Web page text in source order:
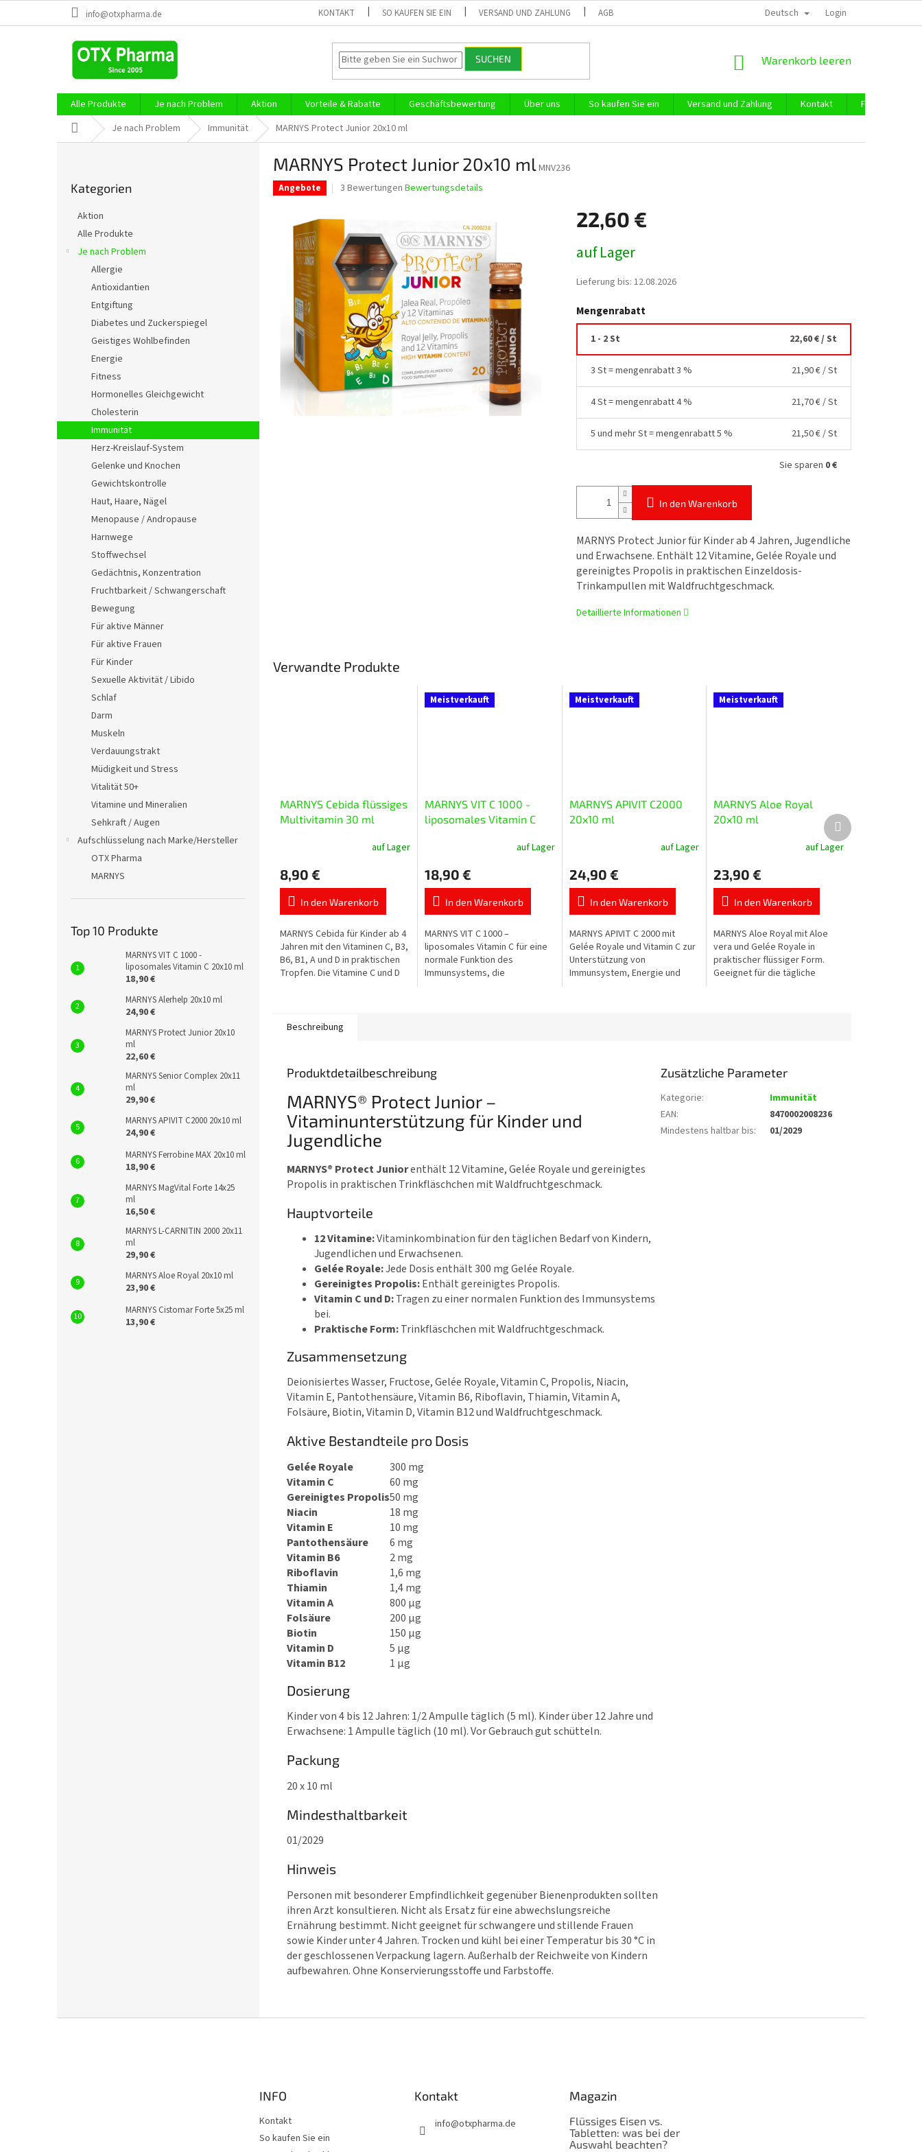
info@otxpharma.de KONTAKT SO KAUFEN SIE EIN VERSAND UND ZAHLUNG AGB IMPRESSUM ÜBER UNS
Deutsch Login
SUCHEN WARENKORB
Warenkorb leeren
Alle Produkte Je nach Problem Aktion Vorteile & Rabatte Geschäftsbewertung Über uns So kaufen Sie ein Versand und Zahlung Kontakt
Firmeneinkauf
StartseiteJe nach Problem Immunität MARNYS Protect Junior 20x10 ml
überspringen
Kategorien
Aktion
Alle Produkte
Je nach Problem
Allergie
Antioxidantien
Entgiftung
Diabetes und Zuckerspiegel
Geistiges Wohlbefinden
Energie
Fitness
Hormonelles Gleichgewicht
Cholesterin
Immunität
Herz-Kreislauf-System
Gelenke und Knochen
Gewichtskontrolle
Haut, Haare, Nägel
Menopause / Andropause
Harnwege
Stoffwechsel
Gedächtnis, Konzentration
Fruchtbarkeit / Schwangerschaft
Bewegung
Für aktive Männer
Für aktive Frauen
Für Kinder
Sexuelle Aktivität / Libido
Schlaf
Darm
Muskeln
Verdauungstrakt
Müdigkeit und Stress
Vitalität 50+
Vitamine und Mineralien
Sehkraft / Augen
Aufschlüsselung nach Marke/Hersteller
OTX Pharma
MARNYS
Top 10 Produkte
MARNYS VIT C 1000 -
liposomales Vitamin C 20x10 ml
18,90 €
MARNYS Alerhelp 20x10 ml
24,90 €
MARNYS Protect Junior 20x10
ml
22,60 €
MARNYS Senior Complex 20x11
ml
29,90 €
MARNYS APIVIT C2000 20x10 ml
24,90 €
MARNYS Ferrobine MAX 20x10 ml
18,90 €
MARNYS MagVital Forte 14x25
ml
16,50 €
MARNYS L-CARNITIN 2000 20x11
ml
29,90 €
MARNYS Aloe Royal 20x10 ml
23,90 €
MARNYS Cistomar Forte 5x25 ml
13,90 €
MARNYS Protect Junior 20x10 mlMNV236
Angebote
Die
5,0
von
5
Sternen.
3 Bewertungen Bewertungsdetails
22,60 €
auf Lager
Lieferung bis: 12.08.2026
Mengenrabatt
1 - 2 St 22,60 €/ St
3 St = mengenrabatt 3 % 21,90 €/ St
4 St = mengenrabatt 4 % 21,70 €/ St
5 und mehr St = mengenrabatt 5 % 21,50 €/ St
Sie sparen 0 €
In den Warenkorb
MARNYS Protect Junior für Kinder ab 4 Jahren, Jugendliche
und Erwachsene. Enthält 12 Vitamine, Gelée Royale und
gereinigtes Propolis in praktischen Einzeldosis-
Trinkampullen mit Waldfruchtgeschmack.
Detaillierte Informationen
Verwandte Produkte
MARNYS Cebida flüssiges
Multivitamin 30 ml
Produktbewertung
ist
5,0
von
5
Sternen.
auf Lager
8,90 €
In den Warenkorb
MARNYS Cebida für Kinder ab 4
Jahren mit den Vitaminen C, B3,
B6, B1, A und D in praktischen
Tropfen. Die Vitamine C und D
Meistverkauft
MARNYS VIT C 1000 -
liposomales Vitamin C
Produktbewertung
ist
5,0
von
5
Sternen.
auf Lager
18,90 €
In den Warenkorb
MARNYS VIT C 1000 –
liposomales Vitamin C für eine
normale Funktion des
Immunsystems, die
Meistverkauft
MARNYS APIVIT C2000
20x10 ml
Produktbewertung
ist
5,0
von
5
Sternen.
auf Lager
24,90 €
In den Warenkorb
MARNYS APIVIT C 2000 mit
Gelée Royale und Vitamin C zur
Unterstützung von
Immunsystem, Energie und
Meistverkauft
MARNYS Aloe Royal
20x10 ml
Produktbewertung
ist
5,0
von
5
Sternen.
auf Lager
23,90 €
In den Warenkorb
MARNYS Aloe Royal mit Aloe
vera und Gelée Royale in
praktischer flüssiger Form.
Geeignet für die tägliche
Nächstes
Produkt
Beschreibung
Produktdetailbeschreibung
MARNYS® Protect Junior –
Vitaminunterstützung für Kinder und
Jugendliche
MARNYS® Protect Juniorenthält 12 Vitamine, Gelée Royale und gereinigtes
Propolis in praktischen Trinkfläschchen mit Waldfruchtgeschmack.
Hauptvorteile
12 Vitamine:Vitaminkombination für den täglichen Bedarf von Kindern,
Jugendlichen und Erwachsenen.
Gelée Royale:Jede Dosis enthält 300 mg Gelée Royale.
Gereinigtes Propolis:Enthält gereinigtes Propolis.
Vitamin C und D:Tragen zu einer normalen Funktion des Immunsystems
bei.
Praktische Form:Trinkfläschchen mit Waldfruchtgeschmack.
Zusammensetzung
Deionisiertes Wasser, Fructose, Gelée Royale, Vitamin C, Propolis, Niacin,
Vitamin E, Pantothensäure, Vitamin B6, Riboflavin, Thiamin, Vitamin A,
Folsäure, Biotin, Vitamin D, Vitamin B12 und Waldfruchtgeschmack.
Aktive Bestandteile pro Dosis
Gelée Royale
300 mg
Vitamin C
60 mg
Gereinigtes Propolis50 mg
Niacin
18 mg
Vitamin E
10 mg
Pantothensäure
6 mg
Vitamin B6
2 mg
Riboflavin
1,6 mg
Thiamin
1,4 mg
Vitamin A
800 μg
Folsäure
200 μg
Biotin
150 μg
Vitamin D
5 μg
Vitamin B12
1 μg
Dosierung
Kinder von 4 bis 12 Jahren: 1/2 Ampulle täglich (5 ml). Kinder über 12 Jahre und
Erwachsene: 1 Ampulle täglich (10 ml). Vor Gebrauch gut schütteln.
Packung
20 x 10 ml
Mindesthaltbarkeit
01/2029
Hinweis
Personen mit besonderer Empfindlichkeit gegenüber Bienenprodukten sollten
ihren Arzt konsultieren. Nicht als Ersatz für eine abwechslungsreiche
Ernährung bestimmt. Nicht geeignet für schwangere und stillende Frauen
sowie Kinder unter 4 Jahren. Trocken und kühl bei einer Temperatur bis 30 °C in
der geschlossenen Verpackung lagern. Außerhalb der Reichweite von Kindern
aufbewahren. Ohne Konservierungsstoffe und Farbstoffe.
Zusätzliche Parameter
Kategorie:
Immunität
EAN:
8470002008236
Mindestens haltbar bis: 01/2029
INFO
Kontakt
So kaufen Sie ein
Kontakt
info@otxpharma.de
Magazin
Flüssiges Eisen vs.
Tabletten: was bei der
Auswahl beachten?